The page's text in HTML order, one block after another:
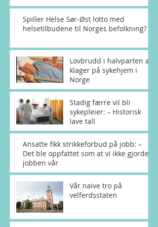
Spiller Helse Sør-Øst lotto med
helsetilbudene til Norges befolkning?
Lovbrudd i halvparten av
klager på sykehjem i
Norge
Stadig færre vil bli
sykepleier: – Historisk
lave tall
Ansatte fikk strikkeforbud på jobb: –
Det ble oppfattet som at vi ikke gjorde
jobben vår
Vår naive tro på
velferdsstaten